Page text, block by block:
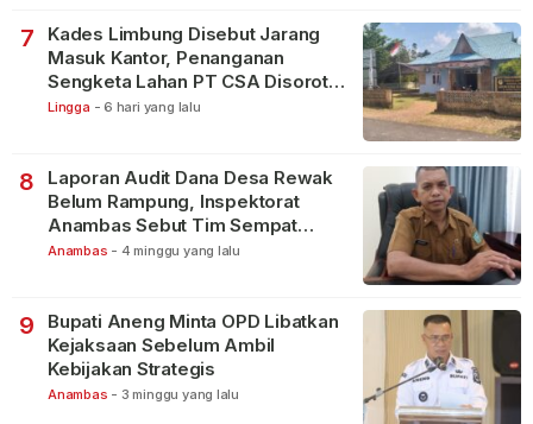
7
Kades Limbung Disebut Jarang
Masuk Kantor, Penanganan
Sengketa Lahan PT CSA Disorot
Warga
Lingga - 6 hari yang lalu
8
Laporan Audit Dana Desa Rewak
Belum Rampung, Inspektorat
Anambas Sebut Tim Sempat
Terbagi Tangani Kasus Lain
Anambas - 4 minggu yang lalu
9
Bupati Aneng Minta OPD Libatkan
Kejaksaan Sebelum Ambil
Kebijakan Strategis
Anambas - 3 minggu yang lalu